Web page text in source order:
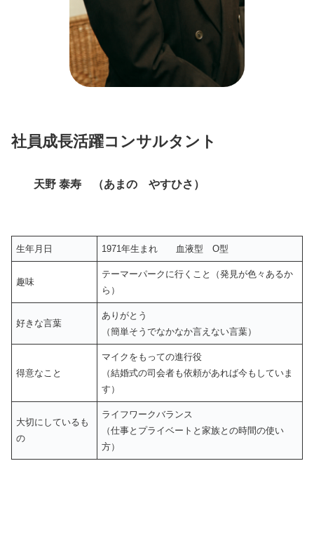
社員成長活躍コンサルタント
天野 泰寿 （あまの やすひさ）
生年月日 1971年生まれ 血液型 O型
趣味
テーマーパークに行くこと（発見が色々あるか
ら）
好きな言葉
ありがとう
（簡単そうでなかなか言えない言葉）
得意なこと
マイクをもっての進行役
（結婚式の司会者も依頼があれば今もしていま
す）
大切にしているも
の
ライフワークバランス
（仕事とプライベートと家族との時間の使い
方）